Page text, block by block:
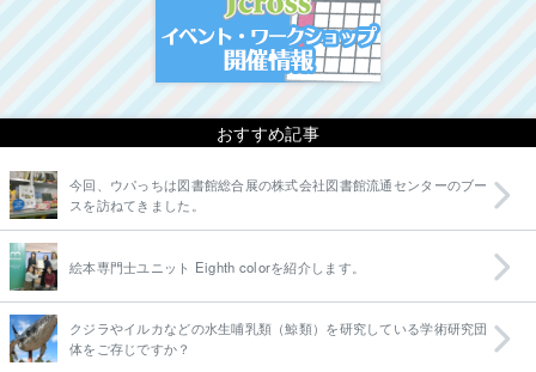
おすすめ記事
今回、ウパっちは図書館総合展の株式会社図書館流通センターのブー
スを訪ねてきました。
絵本専門士ユニット Eighth colorを紹介します。
クジラやイルカなどの水生哺乳類（鯨類）を研究している学術研究団
体をご存じですか？